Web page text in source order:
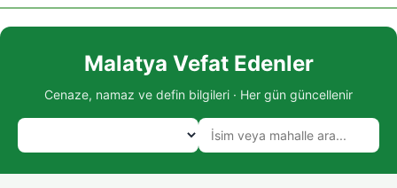
Malatya Vefat Edenler
Cenaze, namaz ve defin bilgileri · Her gün güncellenir